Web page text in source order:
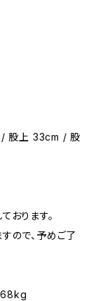
股上 33cm / 股
おります。
ので、予めご了